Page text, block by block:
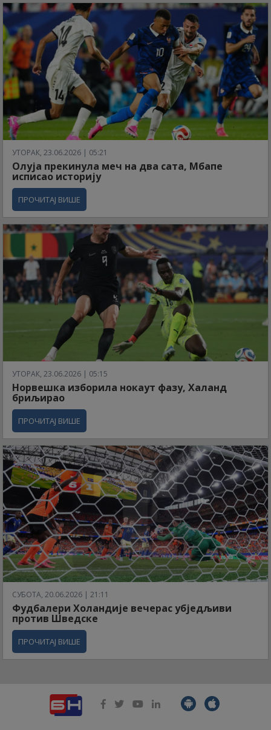
УТОРАК, 23.06.2026 | 05:21
Олуја прекинула меч на два сата, Мбапе
исписао историју
ПРОЧИТАЈ ВИШЕ
УТОРАК, 23.06.2026 | 05:15
Норвешка изборила нокаут фазу, Халанд
бриљирао
ПРОЧИТАЈ ВИШЕ
СУБОТА, 20.06.2026 | 21:11
Фудбалери Холандије вечерас убједљиви
против Шведске
ПРОЧИТАЈ ВИШЕ